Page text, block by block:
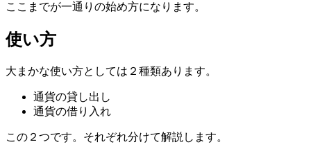
ここまでが一通りの始め方になります。
使い方
大まかな使い方としては２種類あります。
通貨の貸し出し
通貨の借り入れ
この２つです。それぞれ分けて解説します。